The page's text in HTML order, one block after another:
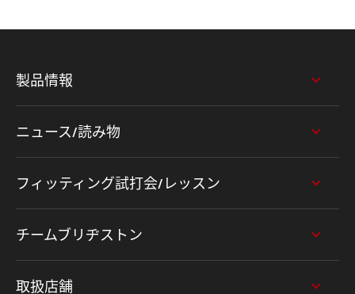
製品情報
ニュース/読み物
フィッティング試打会/レッスン
チームブリヂストン
取扱店舗